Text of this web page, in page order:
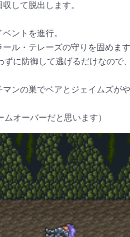
して脱出します。
ントを進行。
ル・テレーズの守りを固めます
ずに防御して逃げるだけなので
ンの巣でベアとジェイムズが
オーバーだと思います）